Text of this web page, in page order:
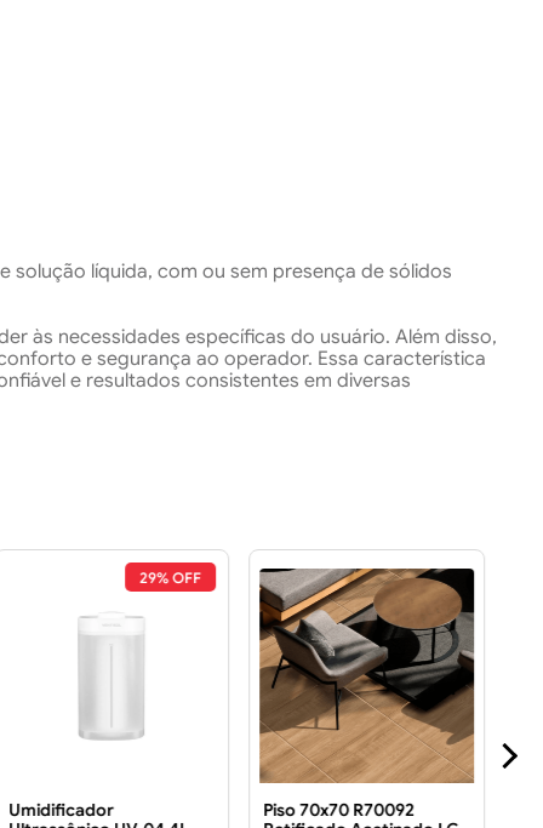
solução líquida, com ou sem presença de sólidos
às necessidades específicas do usuário. Além disso,
e segurança ao operador. Essa característica
e resultados consistentes em diversas
29% OFF
Umidificador
Piso 70x70 R70092